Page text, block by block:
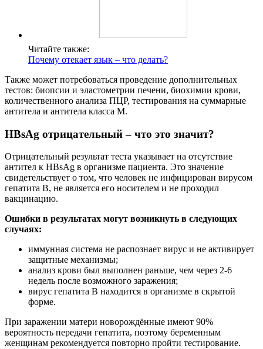
Читайте также:
Почему отекает язык – что делать?
Также может потребоваться проведение дополнительных
тестов: биопсии и эластометрии печени, биохимии крови,
количественного анализа ПЦР, тестирования на суммарные
антитела и антитела класса М.
HBsAg отрицательный – что это значит?
Отрицательный результат теста указывает на отсутствие
антител к HBsAg в организме пациента. Это значение
свидетельствует о том, что человек не инфицирован вирусом
гепатита B, не является его носителем и не проходил
вакцинацию.
Ошибки в результатах могут возникнуть в следующих
случаях:
иммунная система не распознает вирус и не активирует
защитные механизмы;
анализ крови был выполнен раньше, чем через 2-6
недель после возможного заражения;
вирус гепатита B находится в организме в скрытой
форме.
При заражении матери новорождённые имеют 90%
вероятность передачи гепатита, поэтому беременным
женщинам рекомендуется повторно пройти тестирование.